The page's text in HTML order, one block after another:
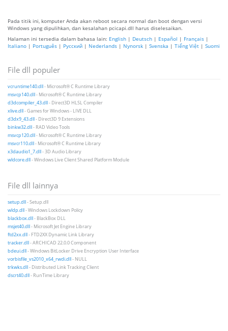
Pada titik ini, komputer Anda akan reboot secara normal dan boot dengan versi
Windows yang dipulihkan, dan kesalahan pcicapi.dll harus diselesaikan.
Halaman ini tersedia dalam bahasa lain: English | Deutsch | Español | Français |
Italiano | Português | Русский | Nederlands | Nynorsk | Svenska | Tiếng Việt | Suomi
File dll populer
vcruntime140.dll- Microsoft® C Runtime Library
msvcp140.dll- Microsoft® C Runtime Library
d3dcompiler_43.dll- Direct3D HLSL Compiler
xlive.dll- Games for Windows - LIVE DLL
d3dx9_43.dll- Direct3D 9 Extensions
binkw32.dll- RAD Video Tools
msvcp120.dll- Microsoft® C Runtime Library
msvcr110.dll- Microsoft® C Runtime Library
x3daudio1_7.dll- 3D Audio Library
wldcore.dll- Windows Live Client Shared Platform Module
File dll lainnya
setup.dll- Setup.dll
wldp.dll- Windows Lockdown Policy
blackbox.dll- BlackBox DLL
msjet40.dll- Microsoft Jet Engine Library
ftd2xx.dll- FTD2XX Dynamic Link Library
tracker.dll- ARCHICAD 22.0.0 Component
bdeui.dll- Windows BitLocker Drive Encryption User Interface
vorbisfile_vs2010_x64_rwdi.dll- NULL
trkwks.dll- Distributed Link Tracking Client
dscrt40.dll- RunTime Library